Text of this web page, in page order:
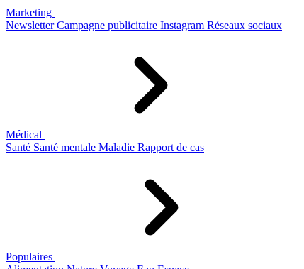
Marketing
Newsletter Campagne publicitaire Instagram Réseaux sociaux
Médical
Santé Santé mentale Maladie Rapport de cas
Populaires